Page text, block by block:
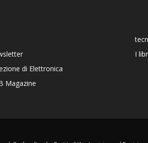
di Elettronica
Magazine
I